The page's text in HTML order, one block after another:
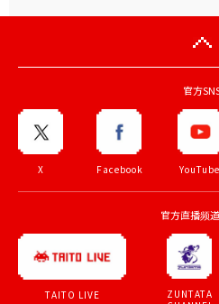
官方
X Facebook YouTube
官方直播频
TAITO LIVE
ZUNTATA